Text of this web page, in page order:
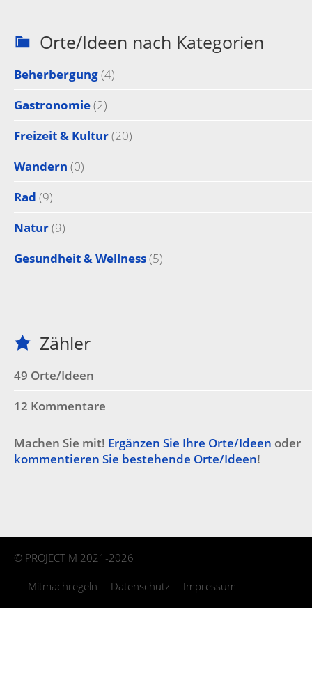
Orte/Ideen nach Kategorien
Beherbergung(4)
Gastronomie(2)
Freizeit & Kultur(20)
Wandern (0)
Rad (9)
Natur(9)
Gesundheit & Wellness(5)
Zähler
49 Orte/Ideen
12 Kommentare
Machen Sie mit! Ergänzen Sie Ihre Orte/Ideen oder
kommentieren Sie bestehende Orte/Ideen!
© PROJECT M 2021-2026
Mitmachregeln Datenschutz Impressum